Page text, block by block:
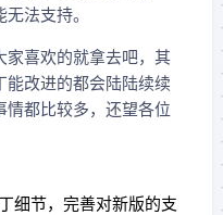
法支持。
喜欢的就拿去吧，其
能改进的都会陆陆续续
情都比较多，还望各位
细节，完善对新版的支